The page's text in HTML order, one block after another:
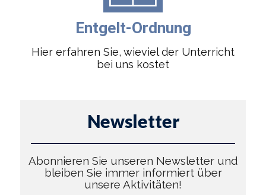
Entgelt-Ordnung
Hier erfahren Sie, wieviel der Unterricht
bei uns kostet
Newsletter
Abonnieren Sie unseren Newsletter und
bleiben Sie immer informiert über
unsere Aktivitäten!